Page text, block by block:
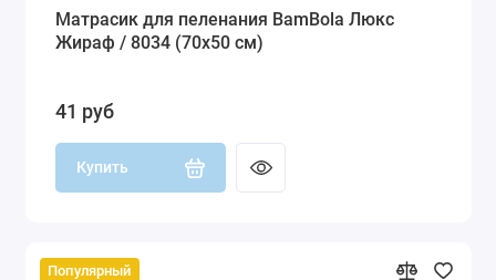
Матрасик для пеленания BamBola Люкс
Жираф / 8034 (70х50 см)
41 руб
Купить
Популярный